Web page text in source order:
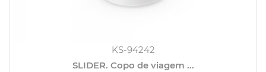
KS-94242
SLIDER. Copo de viagem ...